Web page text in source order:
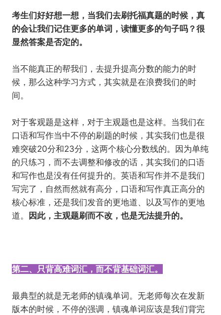
考生们好好想一想，当我们去刷托福真题的时候，真
的会让我们记住更多的单词，读懂更多的句子吗？很
显然答案是否定的。
当不能真正的帮我们，去提升提高分数的能力的时
候，那么这种学习方式，其实就是在浪费我们的时
间。
对于客观题是这样，对于主观题也是这样。当我们在
口语和写作当中不停的刷题的时候，其实我们也是很
难突破20分和23分，这两个核心分数线的。因为单纯
的只练习，而不去调整和修改的话，其实我们的口语
和写作也是没有任何提升的。英语和写作并不是我们
写完了，自然而然就有高分，口语和写作真正高分的
核心标准，还是我们发音的更地道、以及写作的更地
道。
因此，主观题刷而不改，也是无法提升的。
第二、只背高难词汇，而不背基础词汇。
最典型的就是无老师的镇魂单词。无老师每次在发新
版本的时候，不停的强调，镇魂单词应该是我们背完